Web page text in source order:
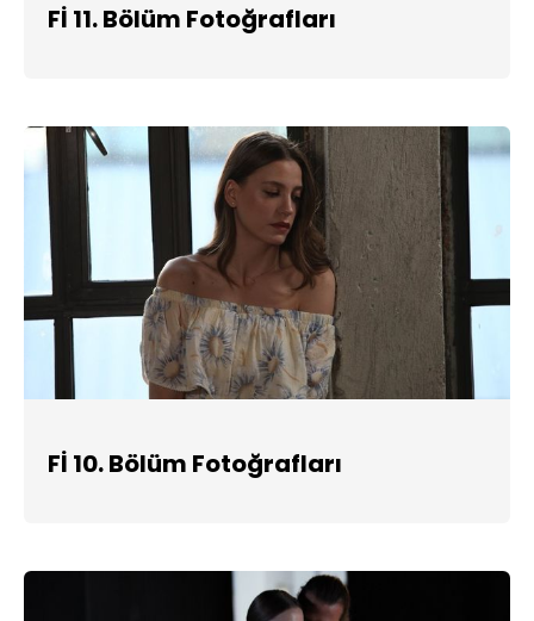
Fİ 11. Bölüm Fotoğrafları
Fİ 10. Bölüm Fotoğrafları